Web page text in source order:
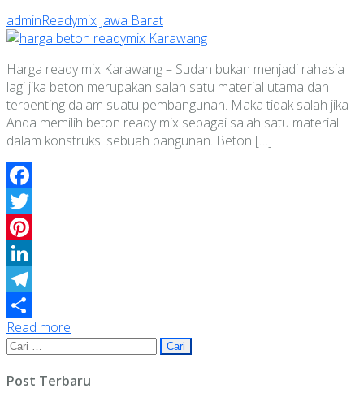
adminReadymix Jawa Barat
Harga ready mix Karawang – Sudah bukan menjadi rahasia
lagi jika beton merupakan salah satu material utama dan
terpenting dalam suatu pembangunan. Maka tidak salah jika
Anda memilih beton ready mix sebagai salah satu material
dalam konstruksi sebuah bangunan. Beton […]
Facebook
Twitter
Pinterest
LinkedIn
Telegram
Share
Read more
Cari
Post Terbaru